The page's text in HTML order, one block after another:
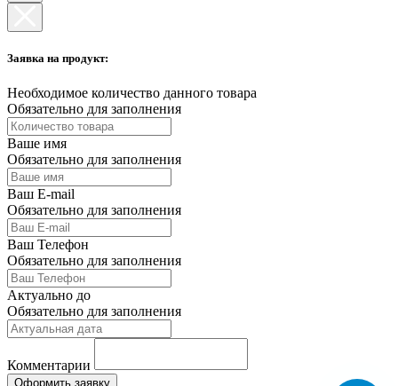
Заявка на продукт:
Необходимое количество данного товара
Обязательно для заполнения
Ваше имя
Обязательно для заполнения
Ваш E-mail
Обязательно для заполнения
Ваш Телефон
Обязательно для заполнения
Актуально до
Обязательно для заполнения
Комментарии